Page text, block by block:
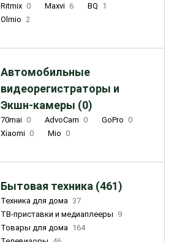
Ritmix 0 Maxvi 6 BQ 1
Olmio 2
Автомобильные
видеорегистраторы и
Экшн-камеры (0)
70mai 0 AdvoCam 0 GoPro 0
Xiaomi 0 Mio 0
Бытовая техника (461)
Техника для дома 37
ТВ-приставки и медиаплееры 9
Товары для дома 164